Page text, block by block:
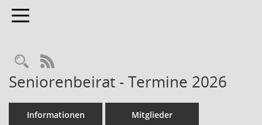
Toggle navigation
Rechercheauswahl
RSS-Feed
Seniorenbeirat - Termine 2026
Informationen Mitglieder